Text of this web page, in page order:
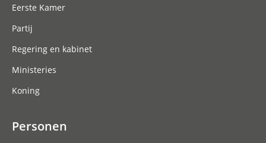
Eerste Kamer
Partij
Regering en kabinet
Ministeries
Koning
Personen